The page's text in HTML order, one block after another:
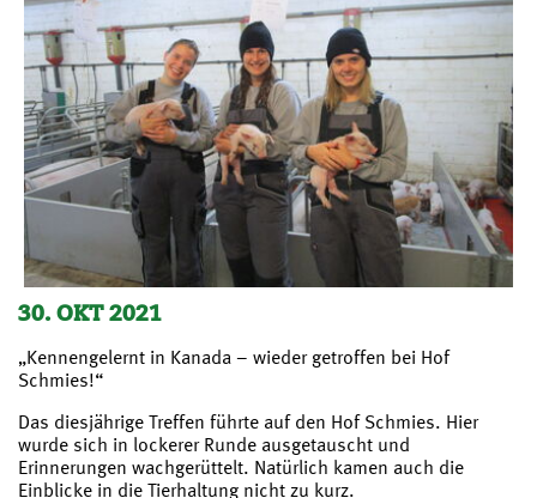
30. OKT 2021
„Kennengelernt in Kanada – wieder getroffen bei Hof
Schmies!“
Das diesjährige Treffen führte auf den Hof Schmies. Hier
wurde sich in lockerer Runde ausgetauscht und
Erinnerungen wachgerüttelt. Natürlich kamen auch die
Einblicke in die Tierhaltung nicht zu kurz.